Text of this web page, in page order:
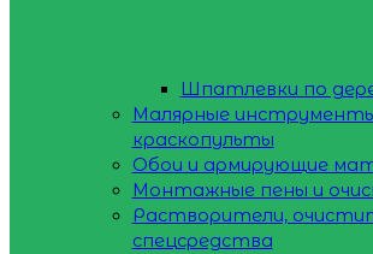
Шпатлевки по
Малярные
краскопульты
Обои и армирующие
Монтажные пены и
Растворители,
спецсредства